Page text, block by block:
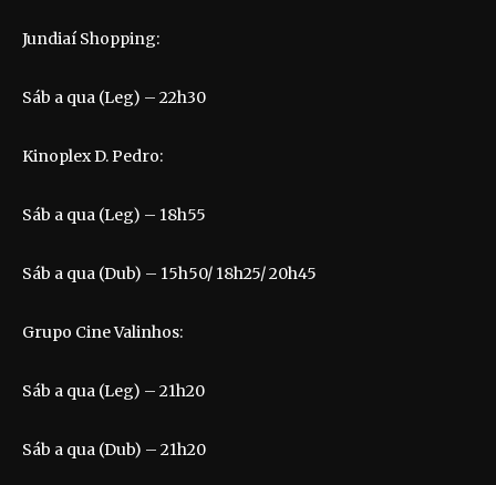
Jundiaí Shopping:
Sáb a qua (Leg) – 22h30
Kinoplex D. Pedro:
Sáb a qua (Leg) – 18h55
Sáb a qua (Dub) – 15h50/ 18h25/ 20h45
Grupo Cine Valinhos:
Sáb a qua (Leg) – 21h20
Sáb a qua (Dub) – 21h20